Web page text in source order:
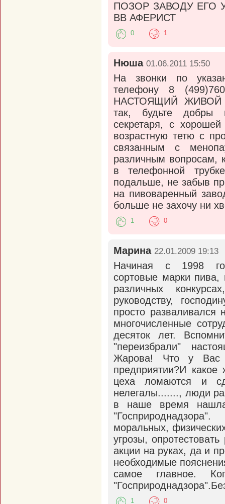
ПОЗОР ЗАВОДУ ЕГО
ВВ АФЕРИСТ
0 1
Нюша 01.06.2011 15:50
На звонки по
телефону 8
НАСТОЯЩИЙ ЖИВОЙ
так, будьте добры
секретаря, с
возрастную тетю с
связанным с
различным
в телефонной
подальше, не забыв
на пивоваренный
больше не захочу ни
1 0
Марина 22.01.2009 19:13
Начиная с 1998
сортовые марки
различных
руководству,
просто
многочисленные
десяток лет.
"переизбрали"
Жарова! Что у Вас
предприятии?И
цеха ломаются и
нелегалы......., люди
в наше время
моральных,
угрозы,
акции на руках, да и
необходимые
самое главное.
1 0